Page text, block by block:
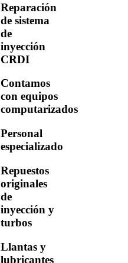
Reparación
de sistema
de
inyección
CRDI
Contamos
con equipos
computarizados
Personal
especializado
Repuestos
originales
de
inyección y
turbos
Llantas y
lubricantes